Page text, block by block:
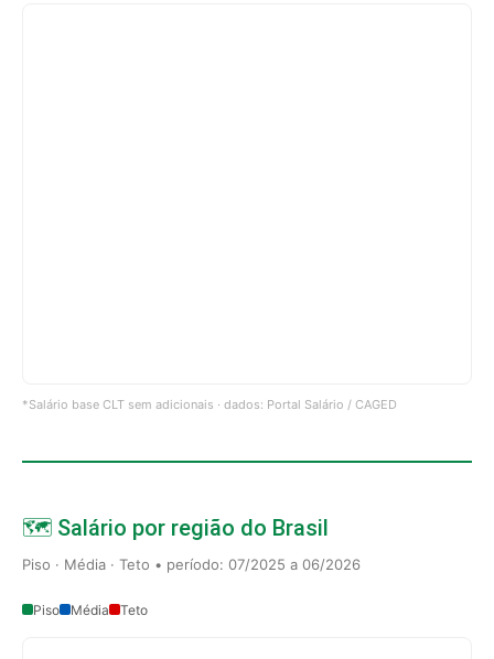
*Salário base CLT sem adicionais · dados: Portal Salário / CAGED
🗺️ Salário por região do Brasil
Piso · Média · Teto • período: 07/2025 a 06/2026
Piso Média Teto